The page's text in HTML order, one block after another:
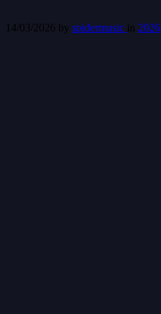
14/03/2026 by spidermusic in 2026